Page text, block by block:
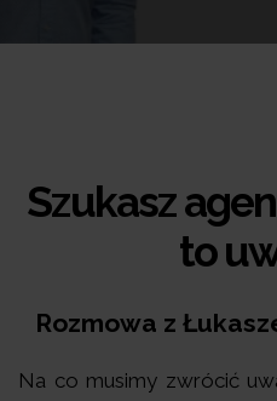
Szukasz
to
Rozmowa z
Na co musimy zwrócić